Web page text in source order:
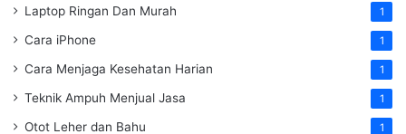
Laptop Ringan Dan Murah 1
Cara iPhone 1
Cara Menjaga Kesehatan Harian 1
Teknik Ampuh Menjual Jasa 1
Otot Leher dan Bahu 1